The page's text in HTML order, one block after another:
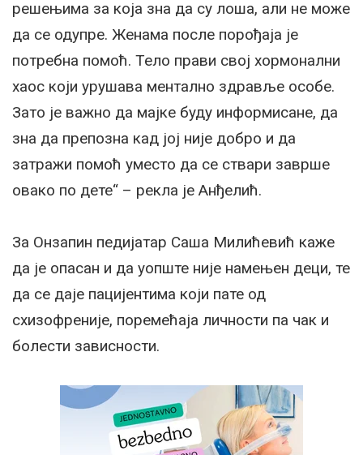
решењима за која зна да су лоша, али не може
да се одупре. Женама после порођаја је
потребна помоћ. Тело прави свој хормонални
хаос који урушава ментално здравље особе.
Зато је важно да мајке буду информисане, да
зна да препозна кад јој није добро и да
затражи помоћ уместо да се ствари заврше
овако по дете“ – рекла је Анђелић.
За Онзапин педијатар Саша Милићевић каже
да је опасан и да уопште није намењен деци, те
да се даје пацијентима који пате од
схизофреније, поремећаја личности па чак и
болести зависности.